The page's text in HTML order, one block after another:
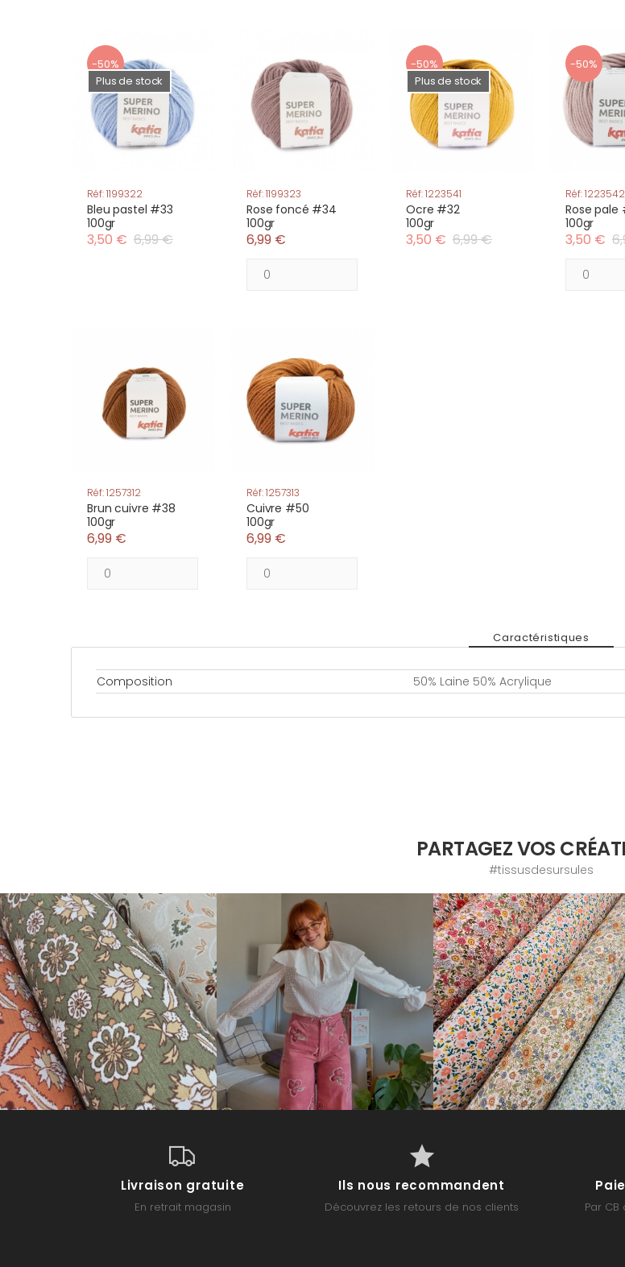
-50%
Plus de stock
Réf: 1199322
Bleu pastel #33
100gr
3,50 € 6,99 €
Réf: 1199323
Rose foncé #34
100gr
6,99 €
-50%
Plus de stock
Réf: 1223541
Ocre #32
100gr
3,50 € 6,99 €
-50%
Réf: 1223542
Rose pale
100gr
3,50 €
Réf: 1257312
Brun cuivre #38
100gr
6,99 €
Réf: 1257313
Cuivre #50
100gr
6,99 €
Caractéristiques
Composition 50% Laine 50% Acrylique
PARTAGEZ VOS
#tissusdesursules
Livraison gratuite
En retrait magasin
Ils nous recommandent
Découvrez les retours de nos clients Par